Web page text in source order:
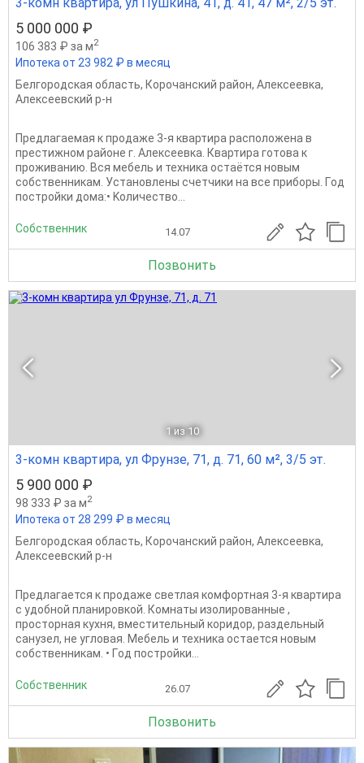
5 000 000 ₽
106 383 ₽ за м2
Ипотека от 23 982 ₽ в месяц
Белгородская область, Корочанский район, Алексеевка,
Алексеевский р-н
Предлагаемая к продаже 3-я квартира расположена в
престижном районе г. Алексеевка. Квартира готова к
проживанию. Вся мебель и техника остаётся новым
собственникам. Установлены счетчики на все приборы. Гoд
пoстpoйки домa:• Kоличecтво...
Собственник 14.07
Позвонить
1 из 10
3-комн квартира, ул Фрунзе, 71, д. 71, 60 м², 3/5 эт.
5 900 000 ₽
98 333 ₽ за м2
Ипотека от 28 299 ₽ в месяц
Белгородская область, Корочанский район, Алексеевка,
Алексеевский р-н
Предлагается к продаже светлая комфортная 3-я квартира
с удобной планировкой. Комнаты изолированные ,
просторная кухня, вместительный коридор, раздельный
санузел, не угловая. Мебель и техника остается новым
собственникам. • Гoд пoстpoйки...
Собственник 26.07
Позвонить